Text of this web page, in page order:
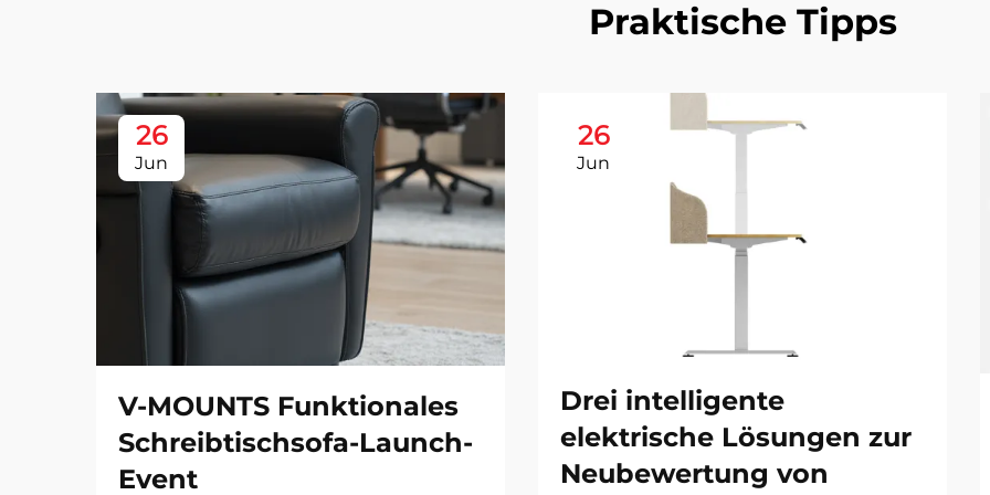
Praktische Tipps
26
Jun
V-MOUNTS Funktionales
Schreibtischsofa-Launch-
Event
26
Jun
Drei intelligente
elektrische Lösungen zur
Neubewertung von